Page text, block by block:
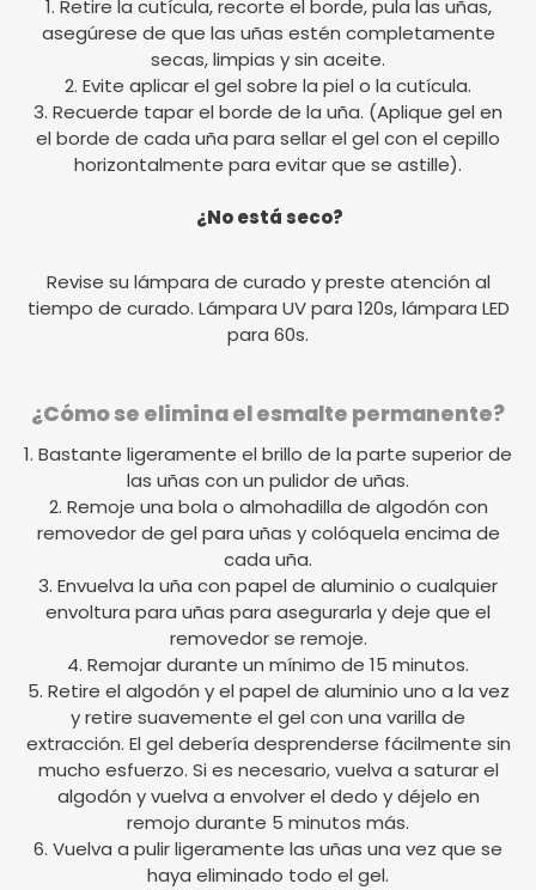
1. Retire la cutícula, recorte el borde, pula las uñas,
asegúrese de que las uñas estén completamente
secas, limpias y sin aceite.
2. Evite aplicar el gel sobre la piel o la cutícula.
3. Recuerde tapar el borde de la uña. (Aplique gel en
el borde de cada uña para sellar el gel con el cepillo
horizontalmente para evitar que se astille).
¿No está seco?
Revise su lámpara de curado y preste atención al
tiempo de curado. Lámpara UV para 120s, lámpara LED
para 60s.
¿Cómo se elimina el esmalte permanente?
1. Bastante ligeramente el brillo de la parte superior de
las uñas con un pulidor de uñas.
2. Remoje una bola o almohadilla de algodón con
removedor de gel para uñas y colóquela encima de
cada uña.
3. Envuelva la uña con papel de aluminio o cualquier
envoltura para uñas para asegurarla y deje que el
removedor se remoje.
4. Remojar durante un mínimo de 15 minutos.
5. Retire el algodón y el papel de aluminio uno a la vez
y retire suavemente el gel con una varilla de
extracción. El gel debería desprenderse fácilmente sin
mucho esfuerzo. Si es necesario, vuelva a saturar el
algodón y vuelva a envolver el dedo y déjelo en
remojo durante 5 minutos más.
6. Vuelva a pulir ligeramente las uñas una vez que se
haya eliminado todo el gel.